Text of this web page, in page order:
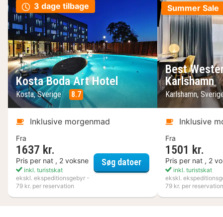
3 dage tilbage
Kosta Boda Art Hotel
Kosta, Sverige 8.7
Inklusive morgenmad
Fra
1637 kr.
Pris per nat , 2 voksne
inkl. turistskat
ekskl. ekspeditionsgebyr -
79 kr. per reservation
Søg datoerKosta Boda Art Hotel
Summer Sale
Best
Karlshamn
Karlshamn,
Inklusive
Fra
1501 kr.
Pris per nat , 2
inkl. turistskat
ekskl.
79 kr. per reservation